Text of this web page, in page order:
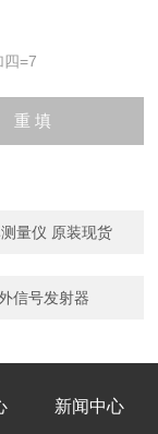
四=7
量仪 原装现货
信号发射器
新闻中心